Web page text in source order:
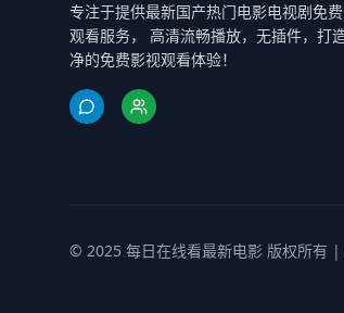
专注于提供最新国产热门电影电视剧免
观看服务， 高清流畅播放，无插件，打
净的免费影视观看体验！
© 2025 每日在线看最新电影 版权所有 |